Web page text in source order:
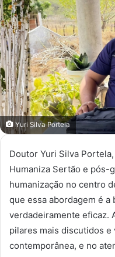
mail
Yuri Silva Portela
Doutor Yuri Silva
Humaniza Sertão e pós-
humanização no centro
que essa abordagem é a
verdadeiramente eficaz.
pilares mais discutidos
contemporânea, e no